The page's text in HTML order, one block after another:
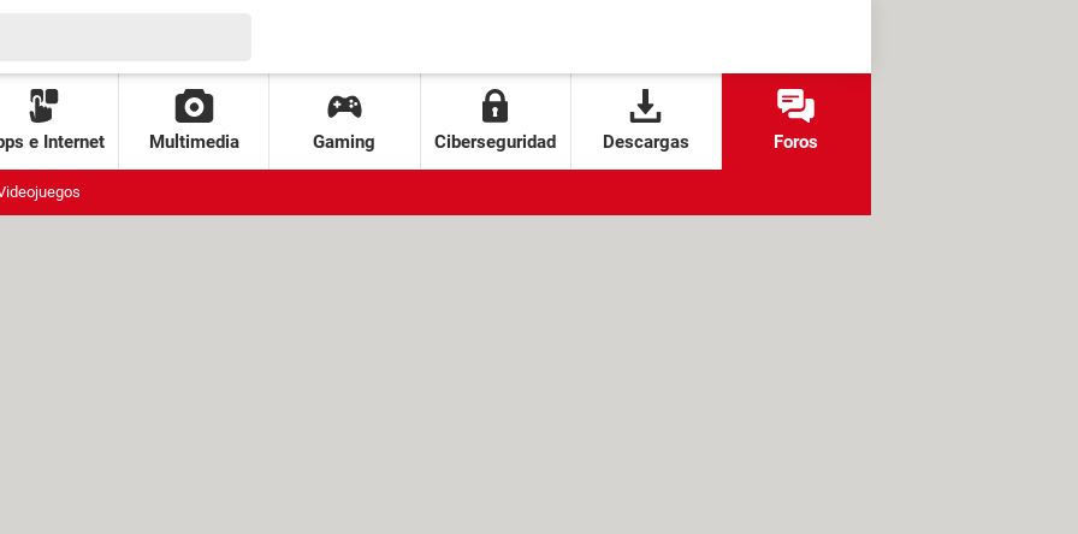
e Internet Multimedia Gaming Ciberseguridad Descargas Foros